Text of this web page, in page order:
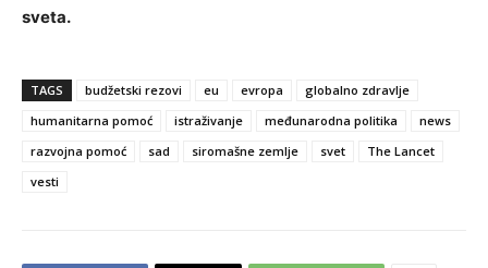
sveta.
TAGS budžetski rezovi eu evropa
globalno zdravlje
humanitarna pomoć
istraživanje međunarodna politika
news
razvojna pomoć
sad siromašne zemlje svet
The Lancet
vesti